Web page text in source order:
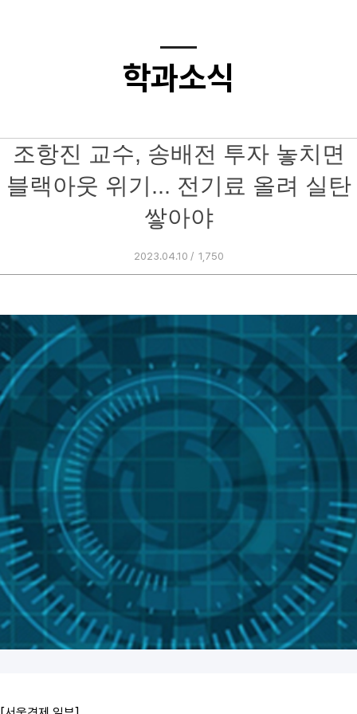
학과소식
조항진 교수, 송배전 투자 놓치면
블랙아웃 위기... 전기료 올려 실탄
쌓아야
2023.04.10 / 1,750